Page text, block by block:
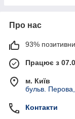
Про нас
93%
Працює з
м. Київ
бульв.
Контакти